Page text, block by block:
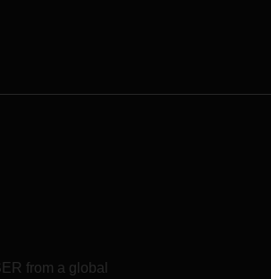
from a global